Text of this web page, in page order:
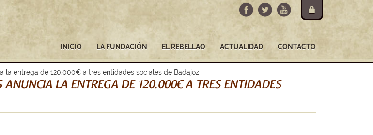
INICIO LA FUNDACIÓN EL REBELLAO ACTUALIDAD CONTACTO
la entrega de 120.000€ a tres entidades sociales de Badajoz
LA ENTREGA DE 120.000€ A TRES ENTIDADES